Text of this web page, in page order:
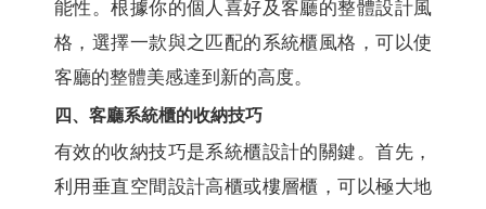
能性。根據你的個人喜好及客廳的整體設計風
格，選擇一款與之匹配的系統櫃風格，可以使
客廳的整體美感達到新的高度。
四、客廳系統櫃的收納技巧
有效的收納技巧是系統櫃設計的關鍵。首先，
利用垂直空間設計高櫃或樓層櫃，可以極大地